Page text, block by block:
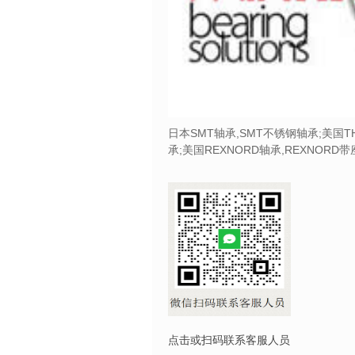
日本SMT轴承,SMT不锈钢轴承;美国
承;美国REXNORD轴承,REXNORD带
点击或扫码联系客服人员